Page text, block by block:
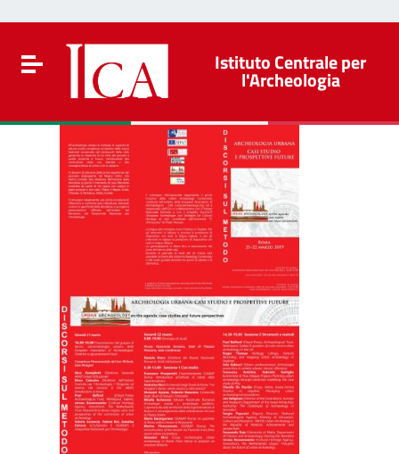
Go to the footer
Toggle navigation Istituto Centrale per
l'Archeologia